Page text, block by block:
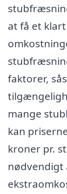
at få et
faktorer,
mange
kan
kroner pr.
nødvendigt